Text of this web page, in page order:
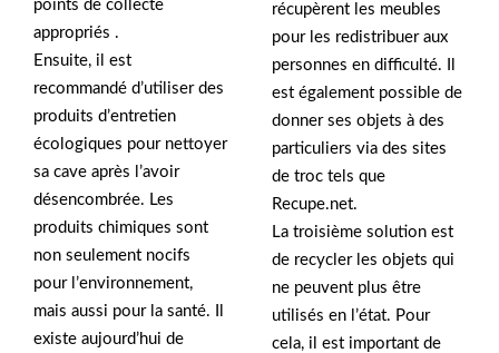
points de collecte
appropriés .
Ensuite, il est
recommandé d’utiliser des
produits d’entretien
écologiques pour nettoyer
sa cave après l’avoir
désencombrée. Les
produits chimiques sont
non seulement nocifs
pour l’environnement,
mais aussi pour la santé. Il
existe aujourd’hui de
récupèrent les meubles
pour les redistribuer aux
personnes en difficulté. Il
est également possible de
donner ses objets à des
particuliers via des sites
de troc tels que
Recupe.net.
La troisième solution est
de recycler les objets qui
ne peuvent plus être
utilisés en l’état. Pour
cela, il est important de